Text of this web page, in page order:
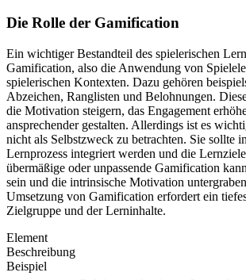
Die Rolle der Gamification
Ein wichtiger Bestandteil des spielerischen
Gamification, also die Anwendung von
spielerischen Kontexten. Dazu gehören
Abzeichen, Ranglisten und Belohnungen.
die Motivation steigern, das Engagement
ansprechender gestalten. Allerdings ist es
nicht als Selbstzweck zu betrachten. Sie sollte
Lernprozess integriert werden und die
übermäßige oder unpassende Gamification
sein und die intrinsische Motivation
Umsetzung von Gamification erfordert ein
Zielgruppe und der Lerninhalte.
Element
Beschreibung
Beispiel